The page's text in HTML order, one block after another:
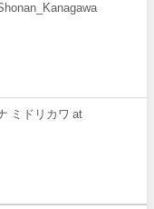
ミドリカワ at